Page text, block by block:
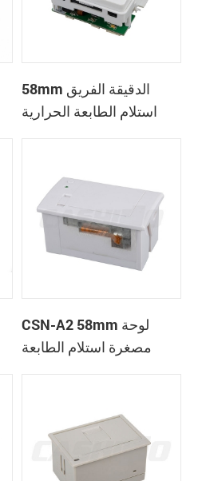
58mm الدقيقة الفريق
استلام الطابعة الحرارية
CSN-A2 58mm لوحة
مصغرة استلام الطابعة